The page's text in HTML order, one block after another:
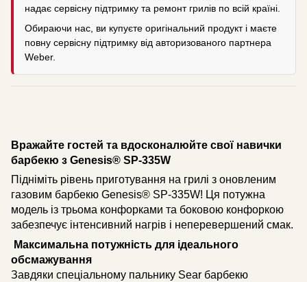
надає сервісну підтримку та ремонт грилів по всій країні.
Обираючи нас, ви купуєте оригінальний продукт і маєте
повну сервісну підтримку від авторизованого партнера
Weber.
Вражайте гостей та вдосконалюйте свої навички
барбекю з Genesis® SP-335W
Підніміть рівень приготування на грилі з оновленим
газовим барбекю Genesis® SP-335W! Ця потужна
модель із трьома конфорками та боковою конфоркою
забезпечує інтенсивний нагрів і неперевершений смак.
Максимальна потужність для ідеального
обсмажування
Завдяки спеціальному пальнику Sear барбекю